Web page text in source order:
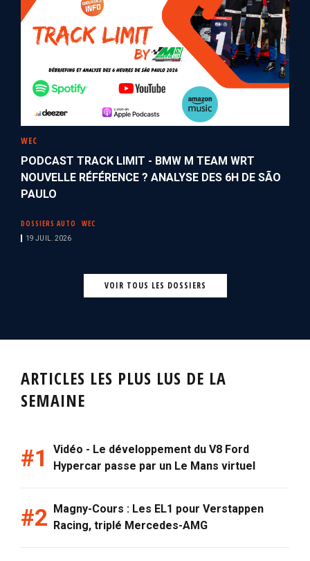
WEC
PODCAST TRACK LIMIT - BMW M TEAM WRT
NOUVELLE RÉFÉRENCE ? ANALYSE DES 6H DE SÃO
PAULO
DOSSIERS AUTO WEC
19 JUIL. 2026
VOIR TOUS LES DOSSIERS
ARTICLES LES PLUS LUS DE LA
SEMAINE
Vidéo - Le développement du V8 Ford
Hypercar passe par un Le Mans virtuel
Magny-Cours : Les EL1 pour Verstappen
Racing, triplé Mercedes-AMG